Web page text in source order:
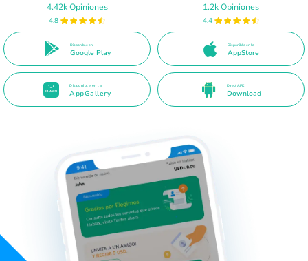
4.42k Opiniones
4.8
Disponible en
Google Play
1.2k Opiniones
4.4
Disponible en la
AppStore
Disponible en la
AppGallery
Direct APK
Download